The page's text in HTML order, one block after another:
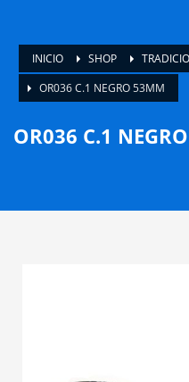
INICIO SHOP
OR036 C.1 NEGRO 53MM
OR036 C.1